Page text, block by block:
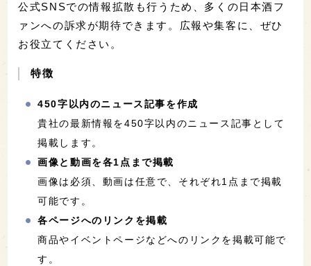
公式SNSでの情報拡散も行うため、多くの日本酒フ
ァンへの訴求が期待できます。広報や集客に、ぜひ
お役立てください。
特徴
450字以内のニュース記事を作成
貴社の最新情報を450字以内のニュース記事として
掲載します。
画像と動画を各1点まで掲載
画像は必須、動画は任意で、それぞれ1点まで掲載
可能です。
各ページへのリンクを掲載
商品やイベントページなどへのリンクを掲載可能で
す。